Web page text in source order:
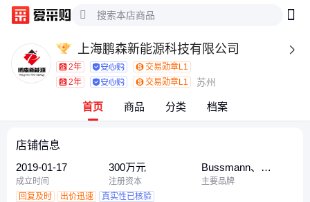
上海鹏森新能源科技有限公司 
2年
交易勋章L1
2年
交易勋章L1 苏州
首页 商品 分类 档案
店铺信息
2019-01-17
成立时间
300万元
注册资本
Bussmann、
BUSSMANN、
Semikron
主要品牌
回复及时
出价迅速 真实性已核验